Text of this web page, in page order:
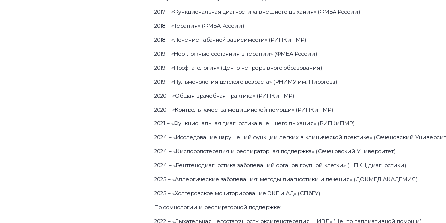
2017 – «Функциональная диагностика внешнего дыхания» (ФМБА России)
2018 – «Терапия» (ФМБА России)
2018 – «Лечение табачной зависимости» (РИПКиПМР)
2019 – «Неотложные состояния в терапии» (ФМБА России)
2019 – «Профпатология» (Центр непрерывного образования)
2019 – «Пульмонология детского возраста» (РНИМУ им. Пирогова)
2020 – «Общая врачебная практика» (РИПКиПМР)
2020 – «Контроль качества медицинской помощи» (РИПКиПМР)
2021 – «Функциональная диагностика внешнего дыхания» (РИПКиПМР)
2024 – «Исследование нарушений функции легких в клинической практике» (Сеченовский
2024 – «Кислородотерапия и респираторная поддержка» (Сеченовский Университет)
2024 – «Рентгенодиагностика заболеваний органов грудной клетки» (НПКЦ диагностики)
2025 – «Аллергические заболевания: методы диагностики и лечения» (ДОКМЕД АКАДЕМИЯ)
2025 – «Холтеровское мониторирование ЭКГ и АД» (СПбГУ)
По сомнологии и респираторной поддержке:
2022 – «Дыхательная недостаточность: оксигенотерапия, НИВЛ» (Центр паллиативной помощи)